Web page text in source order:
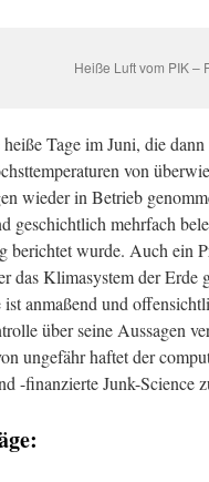
Heiße Luft vom PIK –
Tage im Juni, die
von
wieder in Betrieb
geschichtlich mehrfach
berichtet wurde. Auch ein
das Klimasystem der Erde
ist anmaßend und
über seine Aussagen
ungefähr haftet der
-finanzierte Junk-Science